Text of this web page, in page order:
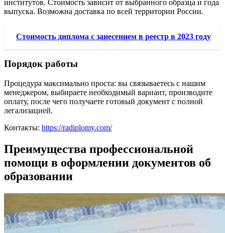
институтов. Стоимость зависит от выбранного образца и года
выпуска. Возможна доставка по всей территории России.
Стоимость диплома с занесением в реестр в 2023 году
Порядок работы
Процедура максимально проста: вы связываетесь с нашим
менеджером, выбираете необходимый вариант, производите
оплату, после чего получаете готовый документ с полной
легализацией.
Контакты: https://radiplomy.com/
Преимущества профессиональной
помощи в оформлении документов об
образовании